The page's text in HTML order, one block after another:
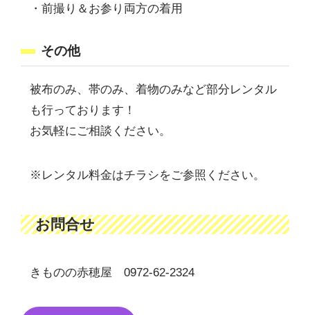
・前撮り＆お参り両方の着用
その他
被布のみ、帯のみ、着物のみなど部分レンタル
も行っております！
お気軽にご相談ください。
※レンタル料金はチラシをご参照ください。
お問合せ
きものの赤穂屋 0972-62-2324